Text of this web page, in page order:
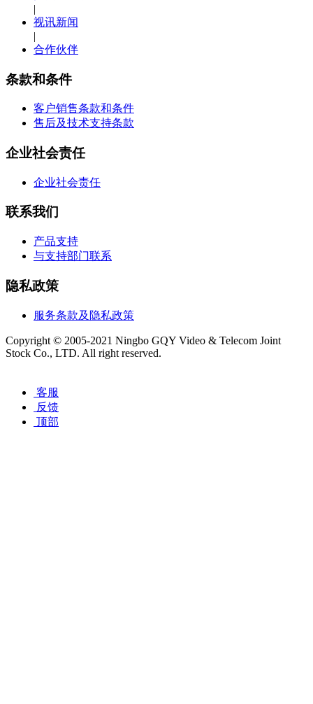
|
视讯新闻
|
合作伙伴
条款和条件
客户销售条款和条件
售后及技术支持条款
企业社会责任
企业社会责任
联系我们
产品支持
与支持部门联系
隐私政策
服务条款及隐私政策
Copyright © 2005-2021 Ningbo GQY Video & Telecom Joint
Stock Co., LTD. All right reserved.
客服
反馈
顶部